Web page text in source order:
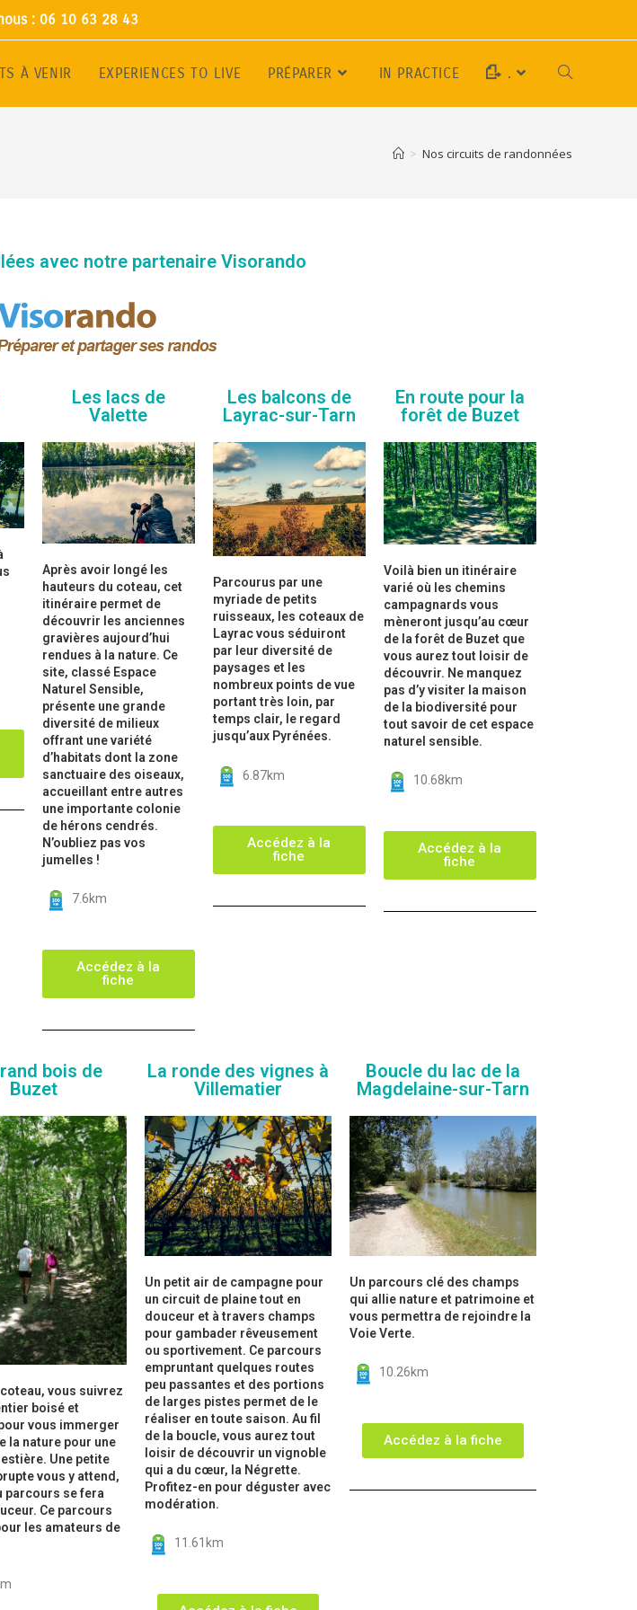
: 06 10 63 28 43
À VENIR EXPERIENCES TO LIVE PRÉPARER IN PRACTICE .
> Nos circuits de randonnées
avec notre partenaire Visorando
Les lacs de
Valette
Après avoir longé les
hauteurs du coteau, cet
itinéraire permet de
découvrir les anciennes
gravières aujourd’hui
rendues à la nature. Ce
site, classé Espace
Naturel Sensible,
présente une grande
diversité de milieux
offrant une variété
d’habitats dont la zone
sanctuaire des oiseaux,
accueillant entre autres
une importante colonie
de hérons cendrés.
N’oubliez pas vos
jumelles !
7.6km
Accédez à la
fiche
Les balcons de
Layrac-sur-Tarn
Parcourus par une
myriade de petits
ruisseaux, les coteaux de
Layrac vous séduiront
par leur diversité de
paysages et les
nombreux points de vue
portant très loin, par
temps clair, le regard
jusqu’aux Pyrénées.
6.87km
Accédez à la
fiche
En route pour la
forêt de Buzet
Voilà bien un itinéraire
varié où les chemins
campagnards vous
mèneront jusqu’au cœur
de la forêt de Buzet que
vous aurez tout loisir de
découvrir. Ne manquez
pas d’y visiter la maison
de la biodiversité pour
tout savoir de cet espace
naturel sensible.
10.68km
Accédez à la
fiche
bois de
Buzet
vous suivrez
boisé et
vous immerger
la nature pour une
Une petite
vous y attend,
parcours se fera
Ce parcours
les amateurs de
La ronde des vignes à
Villematier
Un petit air de campagne pour
un circuit de plaine tout en
douceur et à travers champs
pour gambader rêveusement
ou sportivement. Ce parcours
empruntant quelques routes
peu passantes et des portions
de larges pistes permet de le
réaliser en toute saison. Au fil
de la boucle, vous aurez tout
loisir de découvrir un vignoble
qui a du cœur, la Négrette.
Profitez-en pour déguster avec
modération.
11.61km
Boucle du lac de la
Magdelaine-sur-Tarn
Un parcours clé des champs
qui allie nature et patrimoine et
vous permettra de rejoindre la
Voie Verte.
10.26km
Accédez à la fiche